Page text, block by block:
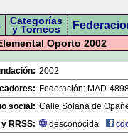
Categorías
y Torneos
Oporto 2002
2002
Federación: MAD-
social: Calle Solana de
RRSS:
desconocida